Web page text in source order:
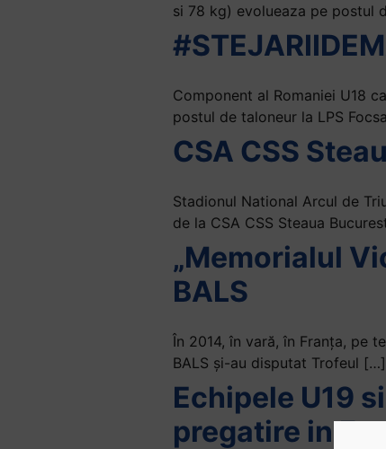
si 78 kg) evolueaza pe postul
Component al Romaniei U18
postul de taloneur la LPS
CSA CSS
Stadionul National Arcul de
de la CSA CSS Steaua
„Memorialul
BALS
În 2014, în vară, în Franţa, pe
BALS şi-au disputat Trofeul […]
Echipele U19
pregatire in